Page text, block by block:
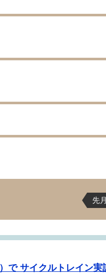
先月
で サイクルトレイン実